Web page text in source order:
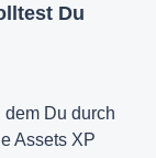
Du
Du durch
Assets XP